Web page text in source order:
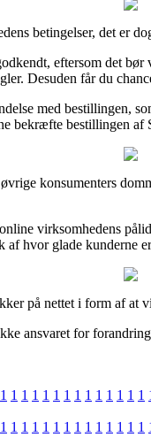
betingelser, det er
eftersom det
Desuden får du
med bestillingen,
bekræfte bestillingen
konsumenters
virksomhedens
af hvor glade kunderne
på nettet i form af at
ansvaret for
1 1 1 1 1 1 1 1 1 1 1 1 1 1
1 1 1 1 1 1 1 1 1 1 1 1 1 1